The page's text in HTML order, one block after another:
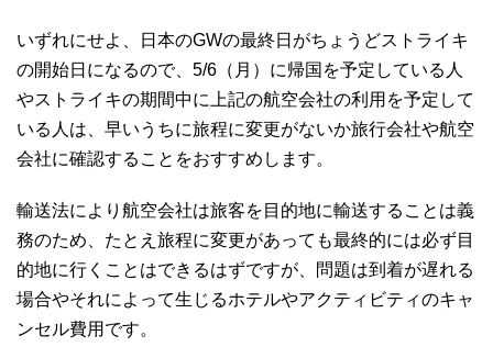
いずれにせよ、日本のGWの最終日がちょうどストライキ
の開始日になるので、5/6（月）に帰国を予定している人
やストライキの期間中に上記の航空会社の利用を予定して
いる人は、早いうちに旅程に変更がないか旅行会社や航空
会社に確認することをおすすめします。
輸送法により航空会社は旅客を目的地に輸送することは義
務のため、たとえ旅程に変更があっても最終的には必ず目
的地に行くことはできるはずですが、問題は到着が遅れる
場合やそれによって生じるホテルやアクティビティのキャ
ンセル費用です。